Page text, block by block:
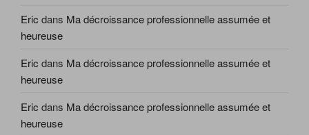
Eric dans Ma décroissance professionnelle assumée et
heureuse
Eric dans Ma décroissance professionnelle assumée et
heureuse
Eric dans Ma décroissance professionnelle assumée et
heureuse